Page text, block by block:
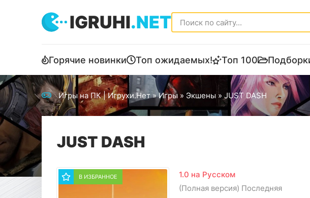
IGRUHI.NET
Горячие новинки Топ ожидаемых! Топ 100
Игры на ПК | Игрухи.Нет»Игры» Экшены » JUST DASH
JUST DASH
В ИЗБРАННОЕ
1.0 на Русском
(Полная версия) Последняя